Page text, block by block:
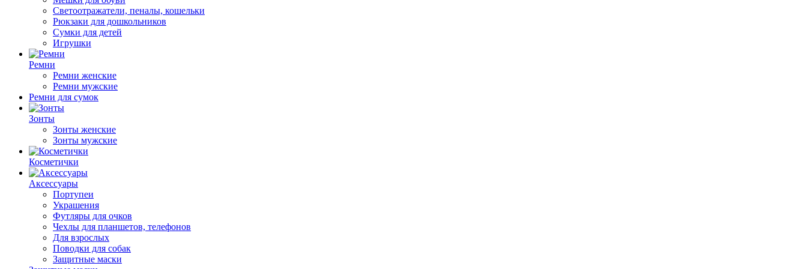
Светоотражатели, пеналы, кошельки
Рюкзаки для дошкольников
Сумки для детей
Игрушки
Ремни
Ремни женские
Ремни мужские
Ремни для сумок
Зонты
Зонты женские
Зонты мужские
Косметички
Аксессуары
Портупеи
Украшения
Футляры для очков
Чехлы для планшетов, телефонов
Для взрослых
Поводки для собак
Защитные маски